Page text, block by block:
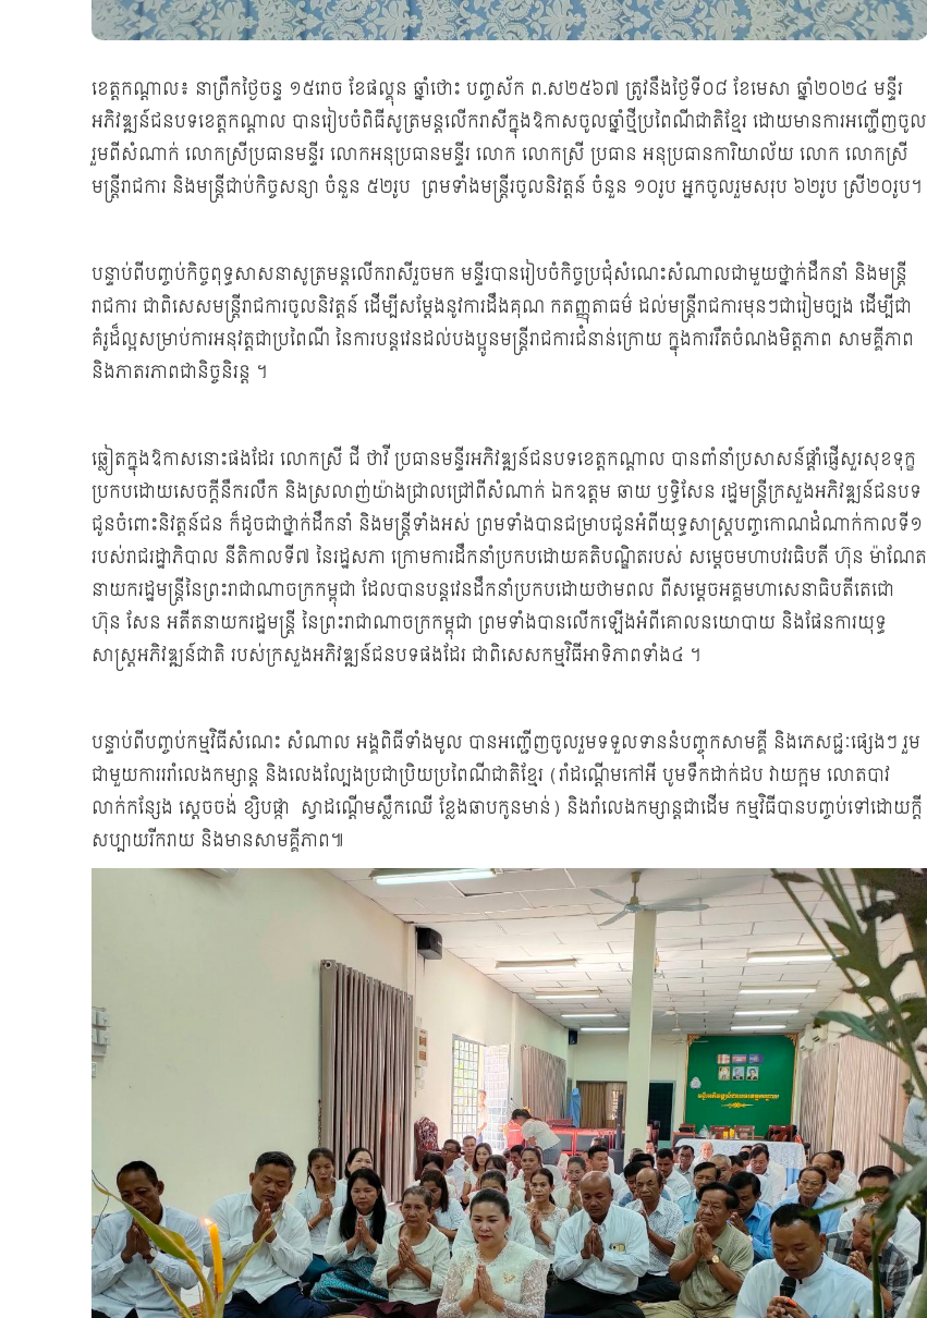
ខេត្តកណ្តាល៖ នាព្រឹកថ្ងៃចន្ទ ១៥រោច ខែផល្គុន ឆ្នាំថោះ បញ្ចស័ក ព.ស២៥៦៧ ត្រូវនឹងថ្ងៃទី០៨ ខែមេសា ឆ្នាំ២០២៤ មន្ទីរ
អភិវឌ្ឍន៍ជនបទខេត្តកណ្តាល បានរៀបចំពិធីសូត្រមន្តលើករាសីក្នុងឱកាសចូលឆ្នាំថ្មីប្រពៃណីជាតិខ្មែរ ដោយមានការអញ្ជើញចូល
រួមពីសំណាក់ លោកស្រីប្រធានមន្ទីរ លោកអនុប្រធានមន្ទីរ លោក លោកស្រី ប្រធាន អនុប្រធានការិយាល័យ លោក លោកស្រី
មន្ត្រីរាជការ និងមន្ត្រីជាប់កិច្ចសន្យា ចំនួន ៥២រូប ព្រមទាំងមន្ត្រីរចូលនិវត្តន៍ ចំនួន ១០រូប អ្នកចូលរួមសរុប ៦២រូប ស្រី២០រូប។
បន្ទាប់ពីបញ្ចប់កិច្ចពុទ្ធសាសនាសូត្រមន្តលើករាសីរួចមក មន្ទីរបានរៀបចំកិច្ចប្រជុំសំណេះសំណាលជាមួយថ្នាក់ដឹកនាំ និងមន្ត្រី
រាជការ ជាពិសេសមន្ត្រីរាជការចូលនិវត្តន៍ ដើម្បីសម្តែងនូវការដឹងគុណ កតញ្ញុតាធម៌ ដល់មន្ត្រីរាជការមុនៗជារៀមច្បង ដើម្បីជា
គំរូដ៏ល្អសម្រាប់ការអនុវត្តជាប្រពៃណី នៃការបន្តវេនដល់បងប្អូនមន្ត្រីរាជការជំនាន់ក្រោយ ក្នុងការរឹតចំណងមិត្តភាព សាមគ្គីភាព
និងភាតរភាពជានិច្ចនិរន្ត ។
ឆ្លៀតក្នុងឱកាសនោះផងដែរ លោកស្រី ជី ថាវី ប្រធានមន្ទីរអភិវឌ្ឍន៍ជនបទខេត្តកណ្តាល បានពាំនាំប្រសាសន៍ផ្តាំផ្ញើសួរសុខទុក្ខ
ប្រកបដោយសេចក្តីនឹករលឹក និងស្រលាញ់យ៉ាងជ្រាលជ្រៅពីសំណាក់ ឯកឧត្ដម ឆាយ ឫទ្ធិសែន រដ្ឋមន្រ្តីក្រសួងអភិវឌ្ឍន៍ជនបទ
ជូនចំពោះនិវត្តន៍ជន ក៏ដូចជាថ្នាក់ដឹកនាំ និងមន្រ្តីទាំងអស់ ព្រមទាំងបានជម្រាបជូនអំពីយុទ្ធសាស្ត្របញ្ចកោណដំណាក់កាលទី១
របស់រាជរដ្ឋាភិបាល នីតិកាលទី៧ នៃរដ្ឋសភា ក្រោមការដឹកនាំប្រកបដោយគតិបណ្ឌិតរបស់ សម្តេចមហាបវរធិបតី ហ៊ុន ម៉ាណែត
នាយករដ្ឋមន្ត្រីនៃព្រះរាជាណាចក្រកម្ពុជា ដែលបានបន្តវេនដឹកនាំប្រកបដោយថាមពល ពីសម្តេចអគ្គមហាសេនាធិបតីតេជោ
ហ៊ុន សែន អតីតនាយករដ្ឋមន្ត្រី នៃព្រះរាជាណាចក្រកម្ពុជា ព្រមទាំងបានលើកឡើងអំពីគោលនយោបាយ និងផែនការយុទ្ធ
សាស្រ្តអភិវឌ្ឍន៍ជាតិ របស់ក្រសួងអភិវឌ្ឍន៍ជនបទផងដែរ ជាពិសេសកម្មវិធីអាទិភាពទាំង៤ ។
បន្ទាប់ពីបញ្ចប់កម្មវិធីសំណេះ សំណាល អង្គពិធីទាំងមូល បានអញ្ជើញចូលរួមទទួលទាននំបញ្ចុកសាមគ្គី និងភេសជ្ជៈផ្សេងៗ រួម
ជាមួយការររាំលេងកម្សាន្ត និងលេងល្បែងប្រជាប្រិយប្រពៃណីជាតិខ្មែរ (រាំដណ្តើមកៅអី បូមទឹកដាក់ដប វាយក្អម លោតបាវ
លាក់កន្សែង ស្តេចចង់ ខ្សិបផ្កា ស្វាដណ្តើមស្លឹកឈើ ខ្លែងឆាបកូនមាន់) និងរាំលេងកម្សាន្តជាដើម កម្មវិធីបានបញ្ចប់ទៅដោយក្តី
សប្បាយរីករាយ និងមានសាមគ្គីភាព៕